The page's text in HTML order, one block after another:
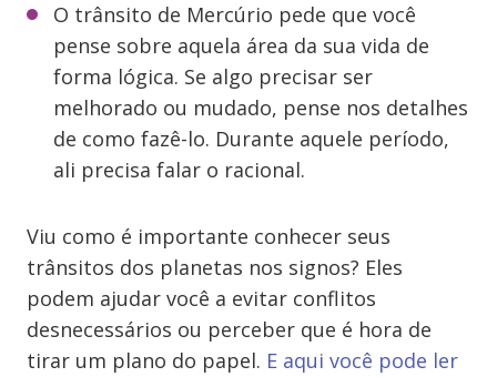
O trânsito de Mercúrio pede que você
pense sobre aquela área da sua vida de
forma lógica. Se algo precisar ser
melhorado ou mudado, pense nos detalhes
de como fazê-lo. Durante aquele período,
ali precisa falar o racional.
Viu como é importante conhecer seus
trânsitos dos planetas nos signos? Eles
podem ajudar você a evitar conflitos
desnecessários ou perceber que é hora de
tirar um plano do papel. E aqui você pode ler